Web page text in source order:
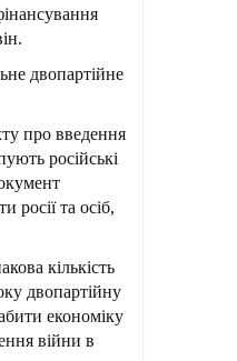
двопартійне
про введення
російські
росії та осіб,
кількість
двопартійну
економіку
війни в